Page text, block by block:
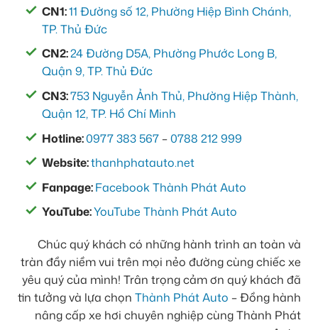
CN1:11 Đường số 12, Phường Hiệp Bình Chánh,
TP. Thủ Đức
CN2:24 Đường D5A, Phường Phước Long B,
Quận 9, TP. Thủ Đức
CN3:753 Nguyễn Ảnh Thủ, Phường Hiệp Thành,
Quận 12, TP. Hồ Chí Minh
Hotline:0977 383 567 –0788 212 999
Website:thanhphatauto.net
Fanpage:Facebook Thành Phát Auto
YouTube:YouTube Thành Phát Auto
Chúc quý khách có những hành trình an toàn và
tràn đầy niềm vui trên mọi nẻo đường cùng chiếc xe
yêu quý của mình! Trân trọng cảm ơn quý khách đã
tin tưởng và lựa chọn Thành Phát Auto – Đồng hành
nâng cấp xe hơi chuyên nghiệp cùng Thành Phát